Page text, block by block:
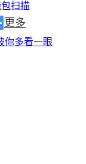
扫描
更多
你多看一眼